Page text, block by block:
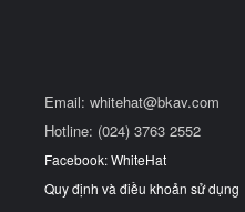
Email: whitehat@bkav.com
Hotline: (024) 3763 2552
Facebook: WhiteHat
Quy định và điều khoản sử dụng